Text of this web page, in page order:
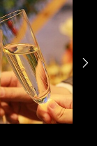
